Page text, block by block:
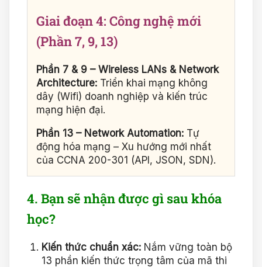
Giai đoạn 4: Công nghệ mới
(Phần 7, 9, 13)
Phần 7 & 9 – Wireless LANs & Network
Architecture: Triển khai mạng không
dây (Wifi) doanh nghiệp và kiến trúc
mạng hiện đại.
Phần 13 – Network Automation: Tự
động hóa mạng – Xu hướng mới nhất
của CCNA 200-301 (API, JSON, SDN).
4. Bạn sẽ nhận được gì sau khóa
học?
Kiến thức chuẩn xác: Nắm vững toàn bộ
13 phần kiến thức trọng tâm của mã thi